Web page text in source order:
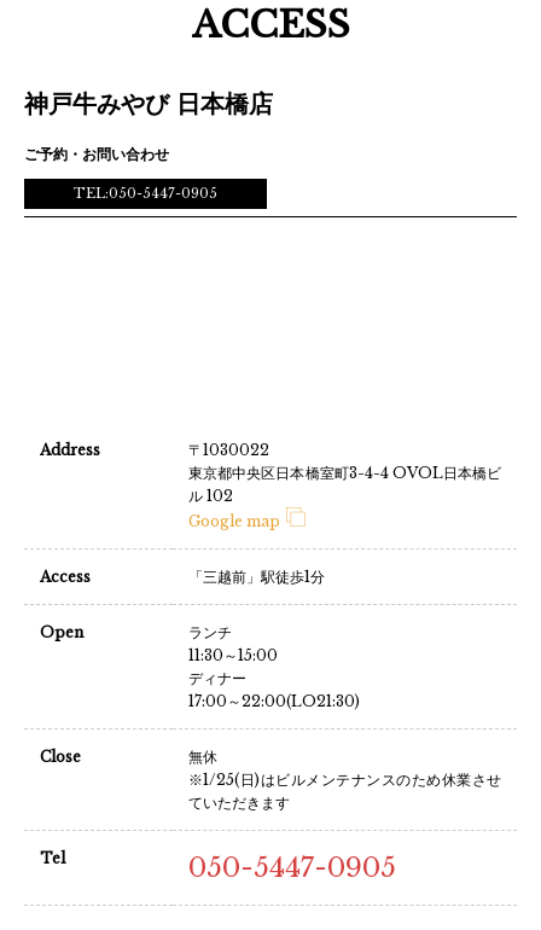
ACCESS
神戸牛みやび 日本橋店
ご予約・お問い合わせ
TEL:050-5447-0905
Address
〒1030022
東京都中央区日本橋室町3-4-4 OVOL日本橋ビ
ル 102
Google map
Access 「三越前」駅徒歩1分
Open
ランチ
11:30～15:00
ディナー
17:00～22:00(LO21:30)
Close
無休
※1/25(日)はビルメンテナンスのため休業させ
ていただきます
Tel 050-5447-0905